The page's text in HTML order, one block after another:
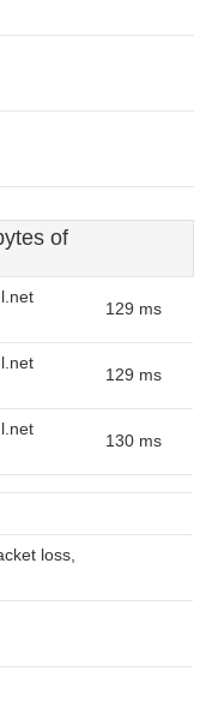
of
129 ms
129 ms
130 ms
loss,